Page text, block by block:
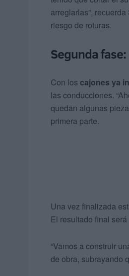
arreglarlas”,
riesgo de roturas.
Segunda
Con los cajones ya
las conducciones.
quedan algunas
primera parte.
Una vez finalizada
El resultado final
“Vamos a construir
de obra, subrayando